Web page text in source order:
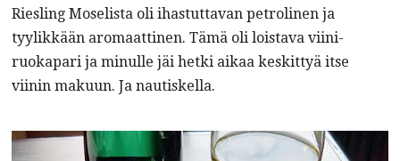
Riesling Moselista oli ihastuttavan petrolinen ja
tyylikkään aromaattinen. Tämä oli loistava viini-
ruokapari ja minulle jäi hetki aikaa keskittyä itse
viinin makuun. Ja nautiskella.